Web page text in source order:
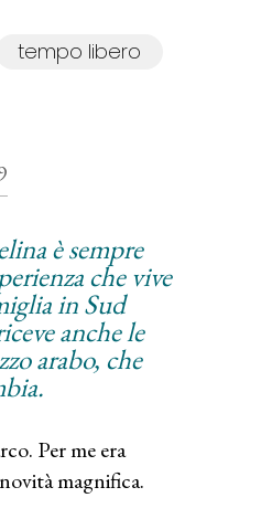
tempo libero
è sempre
che vive
in Sud
anche le
arabo, che
Per me era
magnifica.